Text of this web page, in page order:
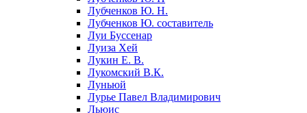
Лубченков Ю. Н.
Лубченков Ю. составитель
Луи Буссенар
Луиза Хей
Лукин Е. В.
Лукомский В.К.
Луньюй
Лурье Павел Владимирович
Льюис